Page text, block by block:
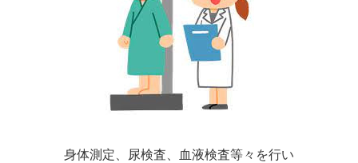
身体測定、尿検査、血液検査等々を行い